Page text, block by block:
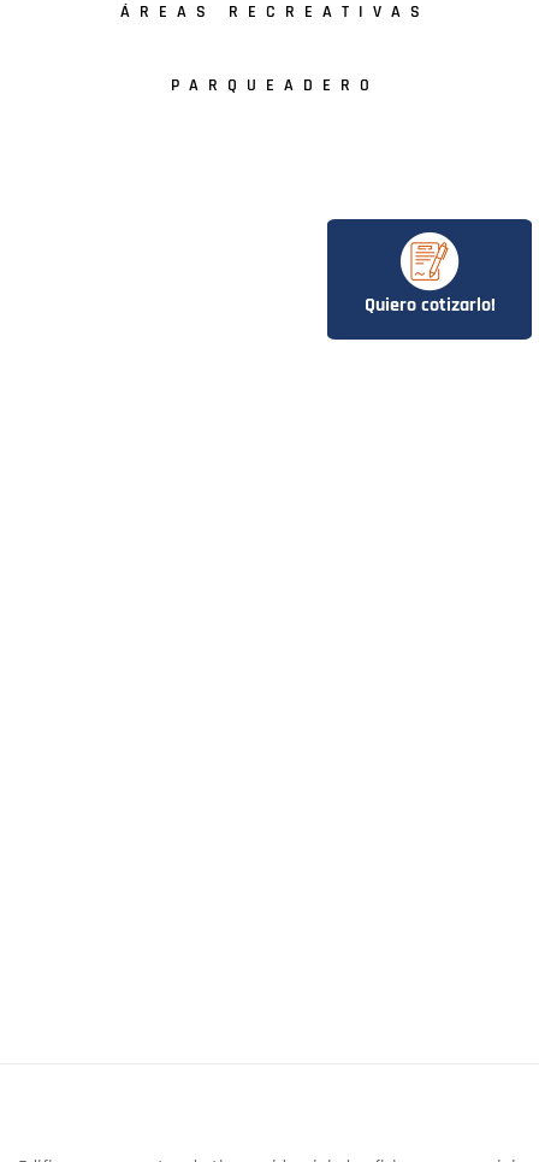
ÁREAS RECREATIVAS
PARQUEADERO
Quiero cotizarlo!